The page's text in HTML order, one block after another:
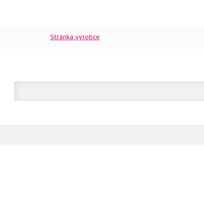
Stránka výrobce